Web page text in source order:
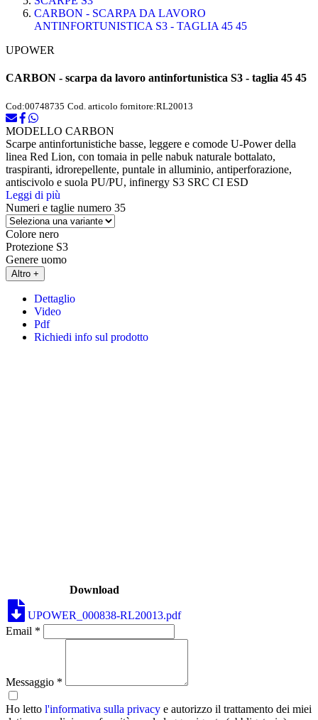
CARBON - SCARPA DA LAVORO
ANTINFORTUNISTICA S3 - TAGLIA 45 45
UPOWER
CARBON - scarpa da lavoro antinfortunistica S3 - taglia 45 45
Cod:00748735 Cod. articolo fornitore:RL20013
MODELLO CARBON
Scarpe antinfortunistiche basse, leggere e comode U-Power della
linea Red Lion, con tomaia in pelle nabuk naturale bottalato,
traspiranti, idrorepellente, puntale in alluminio, antiperforazione,
antiscivolo e suola PU/PU, infinergy S3 SRC CI ESD
Leggi di più
Numeri e taglie numero 35
Colore nero
Protezione S3
Genere uomo
Altro +
Dettaglio
Video
Pdf
Richiedi info sul prodotto
Download
UPOWER_000838-RL20013.pdf
Email *
Messaggio *
Ho letto l'informativa sulla privacy e autorizzo il trattamento dei miei